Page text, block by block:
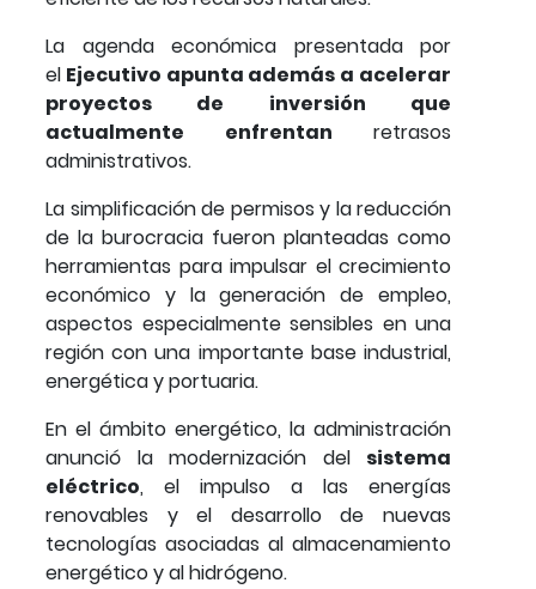
La agenda económica presentada por
el Ejecutivo apunta además a acelerar
proyectos de inversión que
actualmente enfrentan retrasos
administrativos.
La simplificación de permisos y la reducción
de la burocracia fueron planteadas como
herramientas para impulsar el crecimiento
económico y la generación de empleo,
aspectos especialmente sensibles en una
región con una importante base industrial,
energética y portuaria.
En el ámbito energético, la administración
anunció la modernización del sistema
eléctrico, el impulso a las energías
renovables y el desarrollo de nuevas
tecnologías asociadas al almacenamiento
energético y al hidrógeno.